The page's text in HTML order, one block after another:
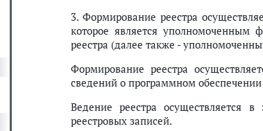
3. Формирование реестра
которое является
реестра (далее также -
Формирование реестра
сведений о программном
Ведение реестра осуществляется
реестровых записей.